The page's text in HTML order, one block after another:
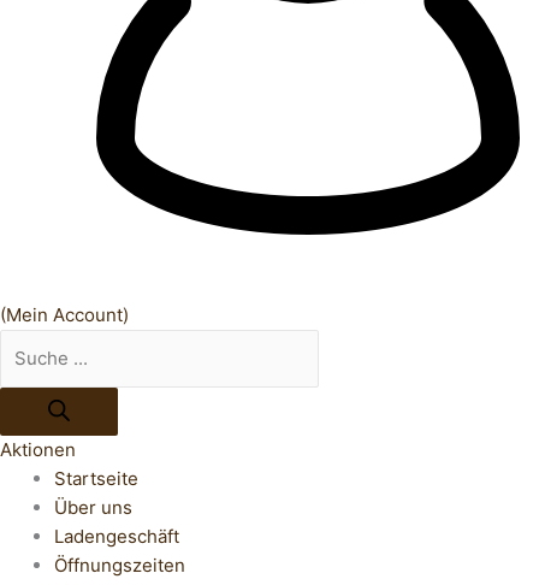
(Mein Account)
Aktionen
Startseite
Über uns
Ladengeschäft
Öffnungszeiten